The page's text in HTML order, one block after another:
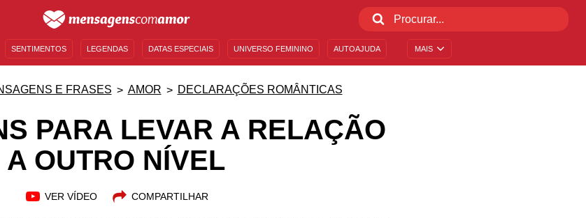
MAIS
SENTIMENTOS LEGENDAS DATAS ESPECIAIS UNIVERSO FEMININO AUTOAJUDA
E FRASES AMOR DECLARAÇÕES ROMÂNTICAS
PARA LEVAR A RELAÇÃO
A OUTRO NÍVEL
VER VÍDEO COMPARTILHAR